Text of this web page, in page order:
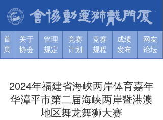
首
页
关于协
会
关于协
会
关于协
会
关于协
会
关于协
会
关于协
会
关于
协会
管理
规定
竞赛
计划
竞赛
规程
成绩
发布
网友
论坛
2024年福建省海峡两岸体育嘉年
华漳平市第二届海峡两岸暨港澳
地区舞龙舞狮大赛